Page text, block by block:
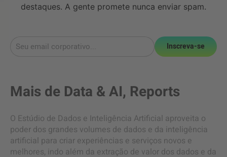
destaques. A gente promete nunca enviar spam.
Inscreva-se
Mais de Data & AI, Reports
O Estúdio de Dados e Inteligência Artificial aproveita o
poder dos grandes volumes de dados e da inteligência
artificial para criar experiências e serviços novos e
melhores, indo além da extração de valor dos dados e da